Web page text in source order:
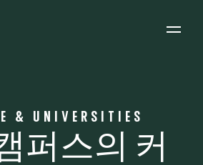
& UNIVERSITIES
퍼스의 커